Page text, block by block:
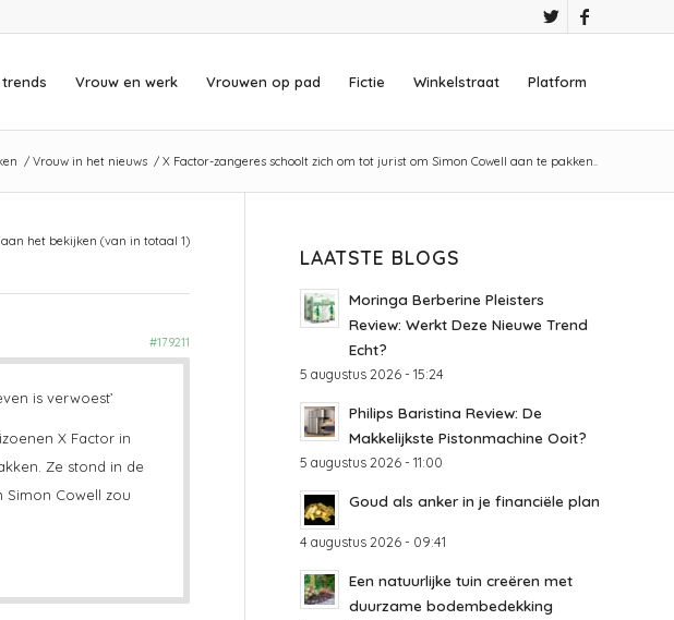
Vrouw en werk Vrouwen op pad Fictie Winkelstraat Platform
/ Vrouw in het nieuws / X Factor-zangeres schoolt zich om tot jurist om Simon Cowell aan te pakken..
het bekijken (van in totaal 1)
#179211
is verwoest’
X Factor in
Ze stond in de
Simon Cowell zou
LAATSTE BLOGS
Moringa Berberine Pleisters
Review: Werkt Deze Nieuwe Trend
Echt?
5 augustus 2026 - 15:24
Philips Baristina Review: De
Makkelijkste Pistonmachine Ooit?
5 augustus 2026 - 11:00
Goud als anker in je financiële plan
4 augustus 2026 - 09:41
Een natuurlijke tuin creëren met
duurzame bodembedekking